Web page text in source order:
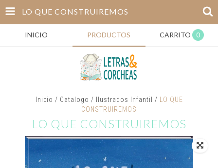
LO QUE CONSTRUIREMOS
INICIO PRODUCTOS CARRITO 0
Inicio / Catalogo / Ilustrados Infantil /
LO QUE
CONSTRUIREMOS
LO QUE CONSTRUIREMOS